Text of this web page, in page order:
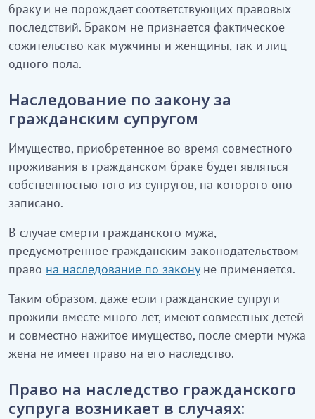
браку и не порождает соответствующих правовых
последствий. Браком не признается фактическое
сожительство как мужчины и женщины, так и лиц
одного пола.
Наследование по закону за
гражданским супругом
Имущество, приобретенное во время совместного
проживания в гражданском браке будет являться
собственностью того из супругов, на которого оно
записано.
В случае смерти гражданского мужа,
предусмотренное гражданским законодательством
право на наследование по законуне применяется.
Таким образом, даже если гражданские супруги
прожили вместе много лет, имеют совместных детей
и совместно нажитое имущество, после смерти мужа
жена не имеет право на его наследство.
Право на наследство гражданского
супруга возникает в случаях: